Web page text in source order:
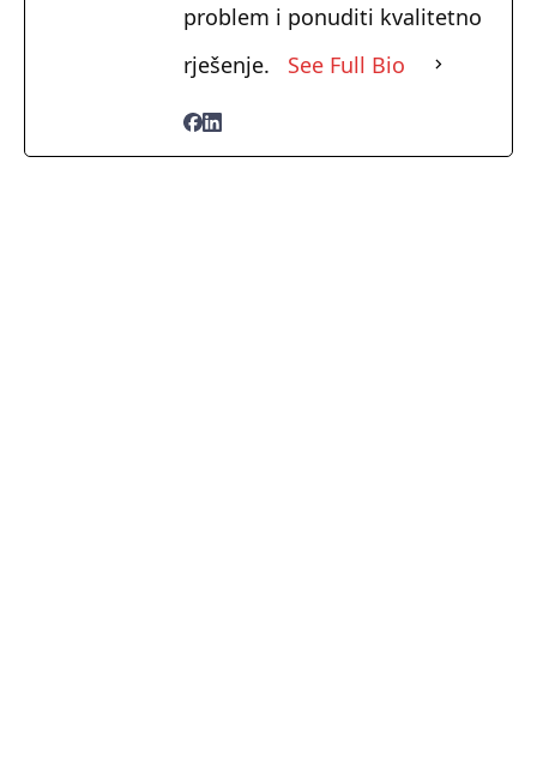
problem i ponuditi kvalitetno
rješenje.
See Full Bio